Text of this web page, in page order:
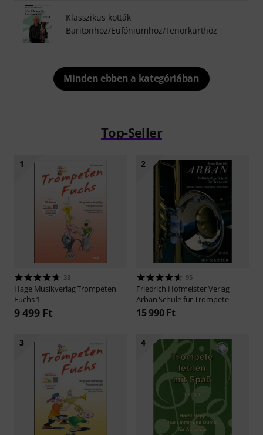
Klasszikus kották
Baritonhoz/Eufóniumhoz/Tenorkürthöz
Minden ebben a kategóriában
Top-Seller
1
33
Hage MusikverlagTrompeten
Fuchs 1
9 499 Ft
2
95
Friedrich Hofmeister Verlag
Arban Schule für Trompete
15 990 Ft
3 4